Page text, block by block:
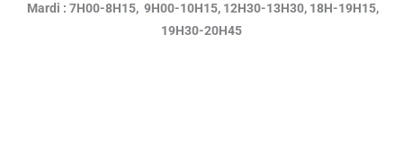
Mardi : 7H00-8H15, 9H00-10H15, 12H30-13H30, 18H-19H15,
19H30-20H45